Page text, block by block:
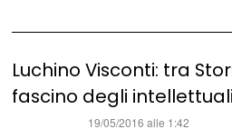
Luchino Visconti: tra
fascino degli
19/05/2016 alle 1:42